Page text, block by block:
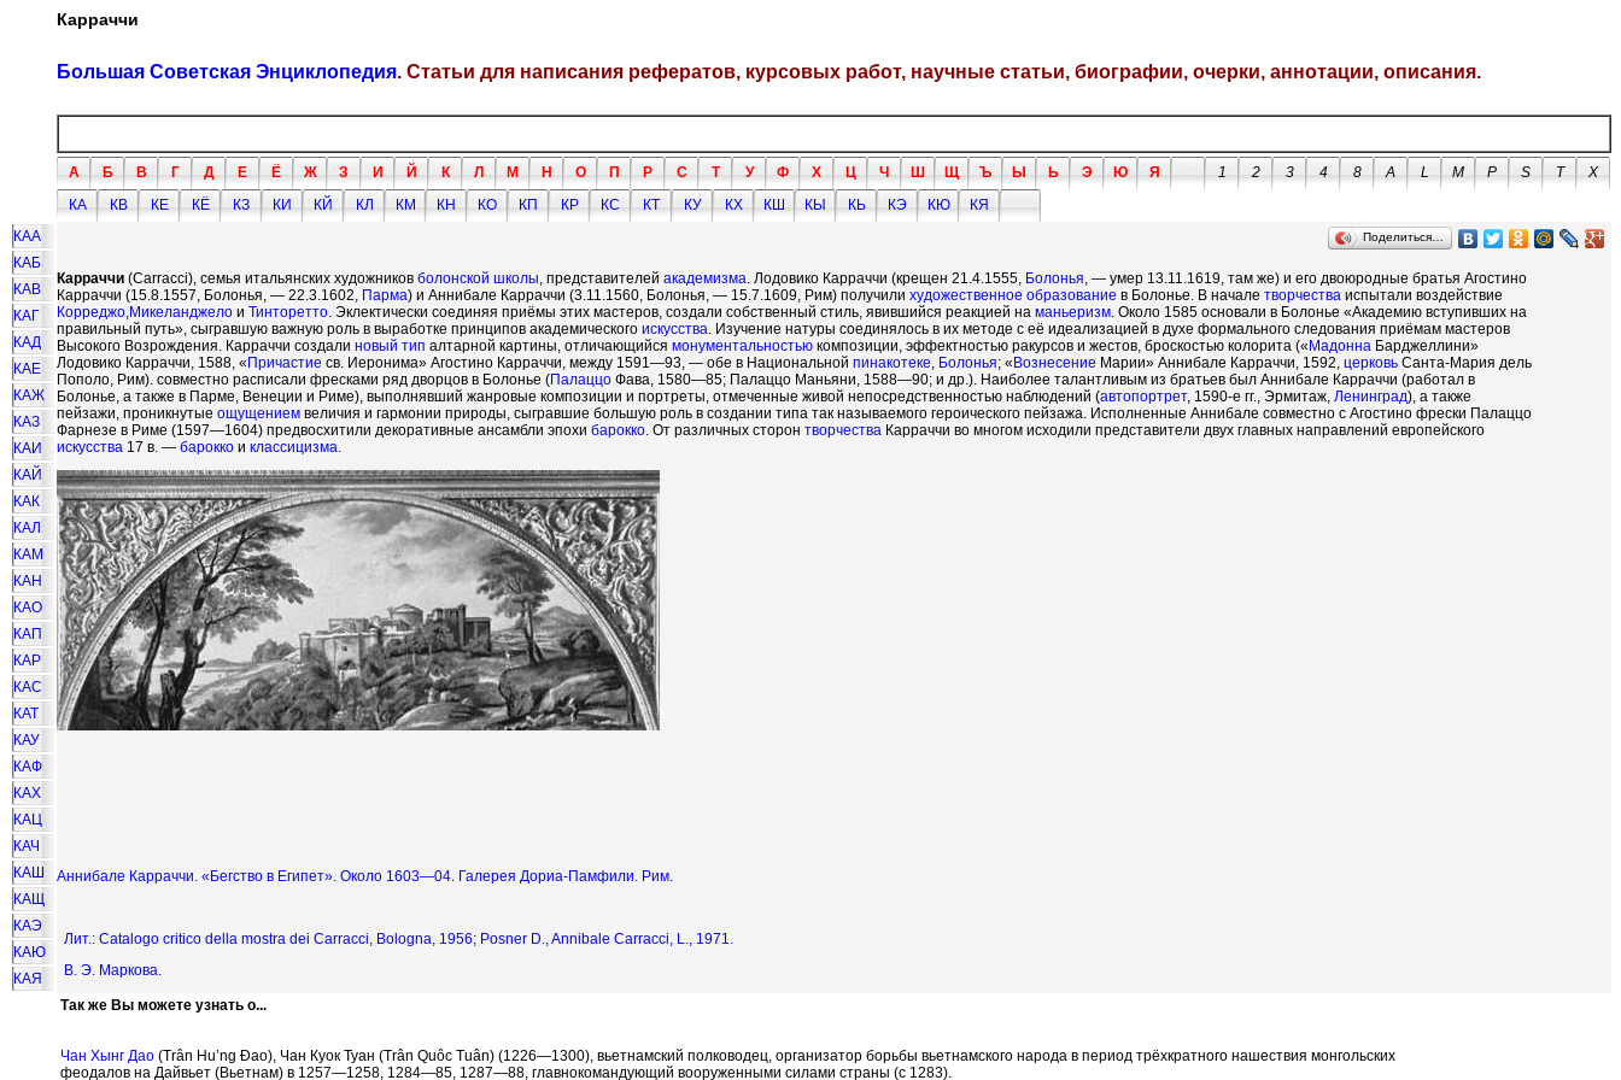
Карраччи
Большая Советская Энциклопедия. Статьи для написания рефератов, курсовых работ, научные статьи, биографии, очерки, аннотации, описания.
А Б В Г Д Е Ё Ж З И Й К Л М Н О П Р С Т У Ф Х Ц Ч Ш Щ Ъ Ы Ь Э Ю Я 1 2 3 4 8 A L M P S T
X
КА
КВ КЕ КЁ КЗ КИ КЙ КЛ КМ КН КО КП КР КС КТ КУ КХ КШ КЫ КЬ КЭ КЮ
КЯ
КАА
КАБ
КАВ
КАГ
КАД
КАЕ
КАЖ
КАЗ
КАИ
КАЙ
КАК
КАЛ
КАМ
КАН
КАО
КАП
КАР
КАС
КАТ
КАУ
КАФ
КАХ
КАЦ
КАЧ
КАШ
КАЩ
КАЭ
КАЮ
КАЯ
Поделиться…
Карраччи (Carracci), семья итальянских художников болонской школы, представителей академизма. Лодовико Карраччи (крещен 21.4.1555, Болонья, — умер 13.11.1619, там же) и его двоюродные братья Агостино
Карраччи (15.8.1557, Болонья, — 22.3.1602, Парма) и Аннибале Карраччи (3.11.1560, Болонья, — 15.7.1609, Рим) получили художественное образование в Болонье. В начале творчества испытали воздействие
Корреджо,Микеланджело и Тинторетто. Эклектически соединяя приёмы этих мастеров, создали собственный стиль, явившийся реакцией на маньеризм. Около 1585 основали в Болонье «Академию вступивших на
правильный путь», сыгравшую важную роль в выработке принципов академического искусства. Изучение натуры соединялось в их методе с её идеализацией в духе формального следования приёмам мастеров
Высокого Возрождения. Карраччи создали новый тип алтарной картины, отличающийся монументальностью композиции, эффектностью ракурсов и жестов, броскостью колорита (« Мадонна Барджеллини»
Лодовико Карраччи, 1588, « Причастие св. Иеронима» Агостино Карраччи, между 1591—93, — обе в Национальной пинакотеке, Болонья; « Вознесение Марии» Аннибале Карраччи, 1592, церковь Санта-Мария дель
Пополо, Рим). совместно расписали фресками ряд дворцов в Болонье (Палаццо Фава, 1580—85; Палаццо Маньяни, 1588—90; и др.). Наиболее талантливым из братьев был Аннибале Карраччи (работал в
Болонье, а также в Парме, Венеции и Риме), выполнявший жанровые композиции и портреты, отмеченные живой непосредственностью наблюдений (автопортрет, 1590-е гг., Эрмитаж, Ленинград), а также
пейзажи, проникнутые ощущением величия и гармонии природы, сыгравшие большую роль в создании типа так называемого героического пейзажа. Исполненные Аннибале совместно с Агостино фрески Палаццо
Фарнезе в Риме (1597—1604) предвосхитили декоративные ансамбли эпохи барокко. От различных сторон творчества Карраччи во многом исходили представители двух главных направлений европейского
искусства 17 в. — барокко и классицизма.
Аннибале Карраччи. «Бегство в Египет». Около 1603—04. Галерея Дориа-Памфили. Рим.
Лит.: Catalogo critico della mostra dei Carracci, Bologna, 1956; Posner D., Annibale Carracci, L., 1971.
В. Э. Маркова.
Так же Вы можете узнать о...
Чан Хынг Дао (Trân Hu’ng Đao), Чан Куок Туан (Trân Quôc Tuân) (1226—1300), вьетнамский полководец, организатор борьбы вьетнамского народа в период трёхкратного нашествия монгольских
феодалов на Дайвьет (Вьетнам) в 1257—1258, 1284—85, 1287—88, главнокомандующий вооруженными силами страны (с 1283).